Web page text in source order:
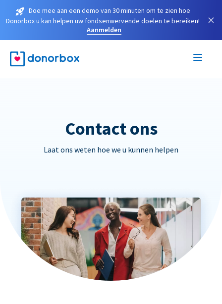
Doe mee aan een demo van 30 minuten om te zien hoe
Donorbox u kan helpen uw fondsenwervende doelen te bereiken!
Aanmelden
×
Contact ons
Laat ons weten hoe we u kunnen helpen